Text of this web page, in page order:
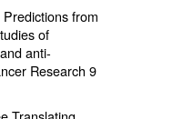
from
of
anti-
Research 9